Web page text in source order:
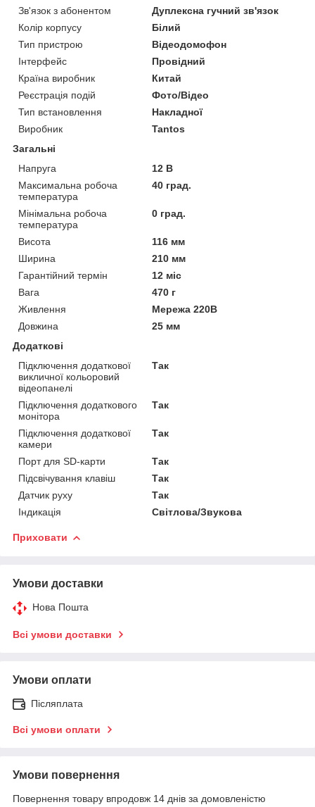
Зв'язок з абонентом
Дуплексна гучний зв'язок
Колір корпусу
Білий
Тип пристрою
Відеодомофон
Інтерфейс
Провідний
Країна виробник
Китай
Реєстрація подій
Фото/Відео
Тип встановлення
Накладної
Виробник
Tantos
Загальні
Напруга
12 В
Максимальна робоча
температура
40 град.
Мінімальна робоча
температура
0 град.
Висота
116 мм
Ширина
210 мм
Гарантійний термін
12 міс
Вага
470 г
Живлення
Мережа 220В
Довжина
25 мм
Додаткові
Підключення додаткової
викличної кольоровий
відеопанелі
Так
Підключення додаткового
монітора
Так
Підключення додаткової
камери
Так
Порт для SD-карти
Так
Підсвічування клавіш
Так
Датчик руху
Так
Індикація
Світлова/Звукова
Приховати
Умови доставки
Нова Пошта
Всі умови доставки
Умови оплати
Післяплата
Всі умови оплати
Умови повернення
Повернення товару впродовж 14 днів за домовленістю